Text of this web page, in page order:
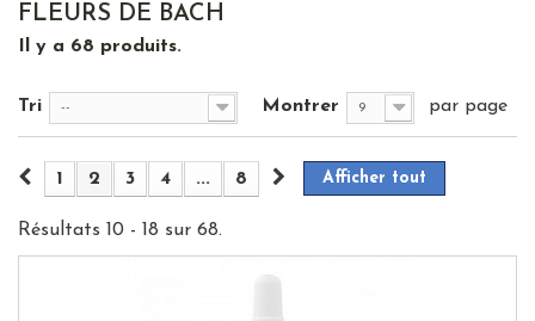
FLEURS DE BACH
Il y a 68 produits.
Tri -- Montrer 9 par page
Afficher tout
1 2 3 4 ... 8
Résultats 10 - 18 sur 68.